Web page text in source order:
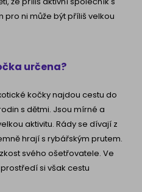
ni může být příliš velkou
určena?
kočky najdou cestu do
s dětmi. Jsou mírné a
aktivitu. Rády se dívají z
hrají s rybářským prutem.
svého ošetřovatele. Ve
si však cestu